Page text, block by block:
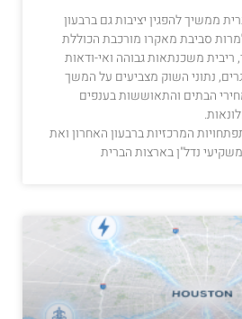
ממשיך להפגין יציבות גם ברבעון
של שנת 2026, למרות סביבת מאקרו מורכבת הכוללת
ריבית משכנתאות גבוהה ואי-ודאות
נתוני השוק מצביעים על המשך
הבתים והתאוששות בענפים
המרכזיות ברבעון האחרון ואת
נדל"ן בארצות הברית